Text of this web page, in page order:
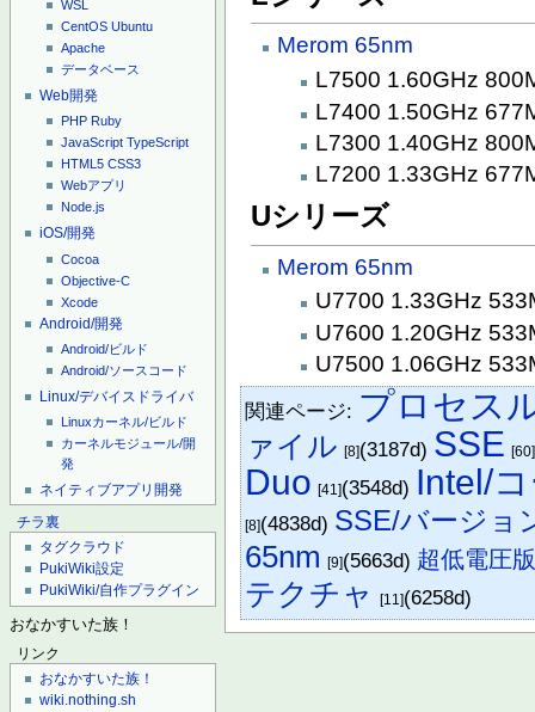
WSL
CentOS Ubuntu
Apache
データベース
Web開発
PHP Ruby
JavaScript TypeScript
HTML5 CSS3
Webアプリ
Node.js
iOS/開発
Cocoa
Objective-C
Xcode
Android/開発
Android/ビルド
Android/ソースコード
Linux/デバイスドライバ
Linuxカーネル/ビルド
カーネルモジュール/開
発
ネイティブアプリ開発
チラ裏
タグクラウド
PukiWiki設定
PukiWiki/自作プラグイン
おなかすいた族！
リンク
おなかすいた族！
wiki.nothing.sh
Merom 65nm
L7500 1.60GHz
L7400 1.50GHz
L7300 1.40GHz
L7200 1.33GHz
Uシリーズ
Merom 65nm
U7700 1.33GHz
U7600 1.20GHz
U7500 1.06GHz
関連ページ: プロセス
ァイル [8](3187d) SSE [60]
Duo [41](3548d) Intel/
[8](4838d) SSE/バージョ
65nm [9](5663d) 超低電圧
テクチャ [11](6258d)